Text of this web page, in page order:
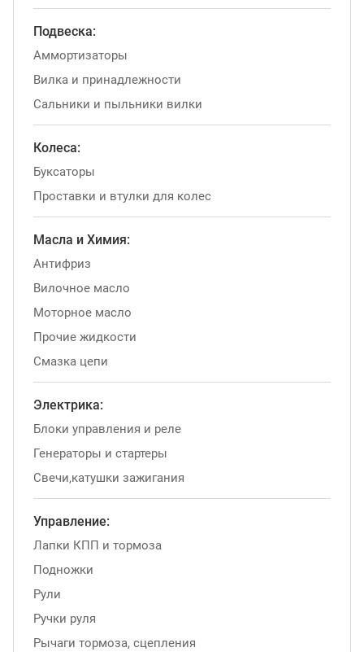
Подвеска:
Аммортизаторы
Вилка и принадлежности
Сальники и пыльники вилки
Колеса:
Буксаторы
Проставки и втулки для колес
Масла и Химия:
Антифриз
Вилочное масло
Моторное масло
Прочие жидкости
Смазка цепи
Электрика:
Блоки управления и реле
Генераторы и стартеры
Свечи,катушки зажигания
Управление:
Лапки КПП и тормоза
Подножки
Рули
Ручки руля
Рычаги тормоза, сцепления